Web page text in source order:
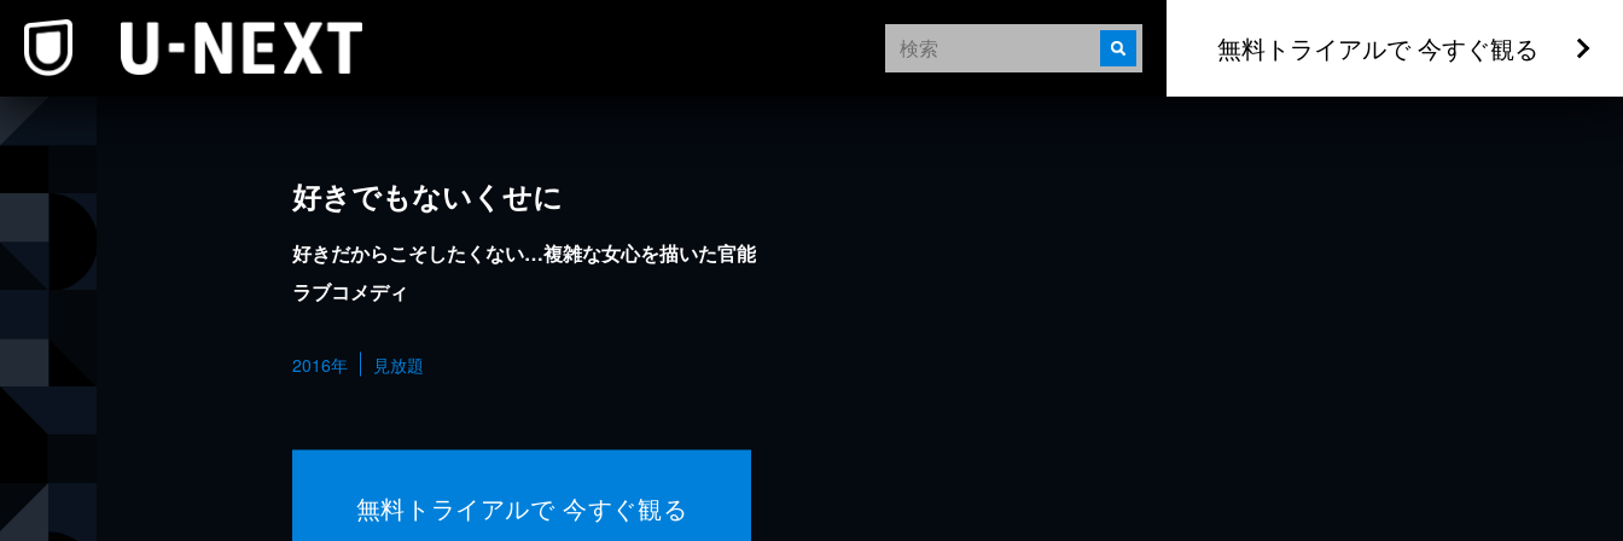
無料トライアルで 今すぐ観る
好きでもないくせに
好きだからこそしたくない…複雑な女心を描いた官能
ラブコメディ
2016年 見放題
無料トライアルで 今すぐ観る